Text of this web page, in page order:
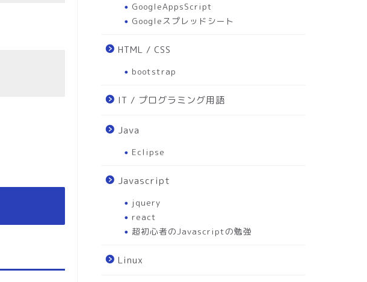
GoogleAppsScript
Googleスプレッドシート
HTML / CSS
bootstrap
IT / プログラミング用語
Java
Eclipse
Javascript
jquery
react
超初心者のJavascriptの勉強
Linux